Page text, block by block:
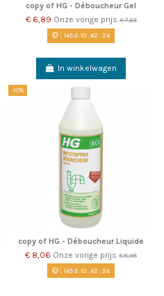
copy of HG - Déboucheur Gel
€ 6,89 Onze vorige prijs€ 7,65
145d. 10:42 :23
In winkelwagen
-10%
copy of HG - Déboucheur Liquide
€ 8,06 Onze vorige prijs € 8,95
145d. 10:42 :23